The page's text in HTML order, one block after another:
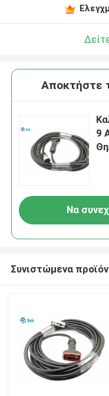
Αποκτήστε
9
Να
Συνιστώμενα